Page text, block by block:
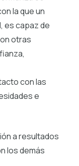
la que un
es capaz de
otras
con las
e
a resultados
los demás